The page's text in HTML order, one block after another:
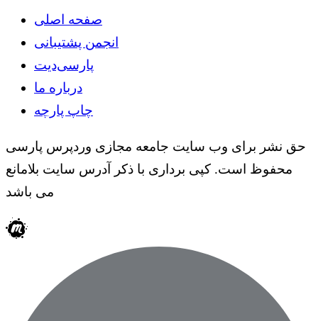
صفحه اصلی
انجمن پشتیبانی
پارسی‌دیت
درباره ما
چاپ پارچه
حق نشر برای وب سایت جامعه مجازی وردپرس پارسی
محفوظ است. کپی برداری با ذکر آدرس سایت بلامانع
می باشد